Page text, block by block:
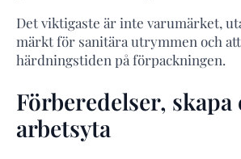
Det viktigaste är inte varumärket,
märkt för sanitära utrymmen och
härdningstiden på förpackningen.
Förberedelser, skapa
arbetsyta